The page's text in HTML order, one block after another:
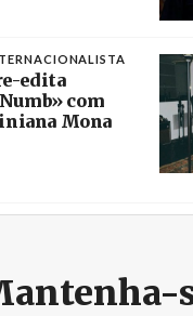
edita
com
Mona